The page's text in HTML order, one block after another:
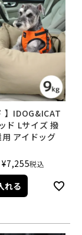
】IDOG&ICAT
ド Lサイズ 撥
アイドッグ
¥7,255税込
れる